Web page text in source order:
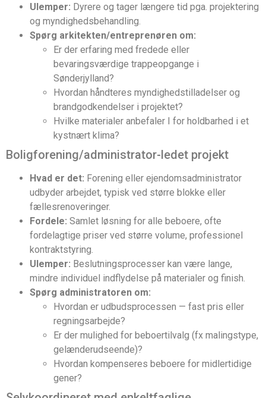
Ulemper: Dyrere og tager længere tid pga. projektering
og myndighedsbehandling.
Spørg arkitekten/entreprenøren om:
Er der erfaring med fredede eller
bevaringsværdige trappeopgange i
Sønderjylland?
Hvordan håndteres myndighedstilladelser og
brandgodkendelser i projektet?
Hvilke materialer anbefaler I for holdbarhed i et
kystnært klima?
Boligforening/administrator-ledet projekt
Hvad er det: Forening eller ejendomsadministrator
udbyder arbejdet, typisk ved større blokke eller
fællesrenoveringer.
Fordele: Samlet løsning for alle beboere, ofte
fordelagtige priser ved større volume, professionel
kontraktstyring.
Ulemper: Beslutningsprocesser kan være lange,
mindre individuel indflydelse på materialer og finish.
Spørg administratoren om:
Hvordan er udbudsprocessen — fast pris eller
regningsarbejde?
Er der mulighed for beboertilvalg (fx malingstype,
gelænderudseende)?
Hvordan kompenseres beboere for midlertidige
gener?